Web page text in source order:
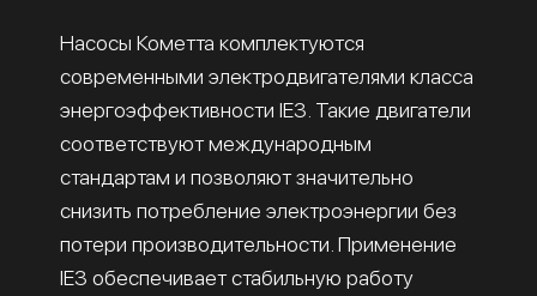
Насосы Кометта комплектуются
современными электродвигателями класса
энергоэффективности IE3. Такие двигатели
соответствуют международным
стандартам и позволяют значительно
снизить потребление электроэнергии без
потери производительности. Применение
IE3 обеспечивает стабильную работу